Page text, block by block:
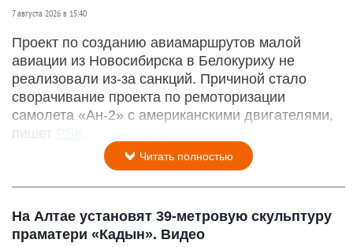
7 августа 2026 в 15:40
Проект по созданию авиамаршрутов малой
авиации из Новосибирска в Белокуриху не
реализовали из-за санкций. Причиной стало
сворачивание проекта по ремоторизации
самолета «Ан-2» с американскими двигателями,
пишет РБК
Читать полностью
На Алтае установят 39-метровую скульптуру
праматери «Кадын». Видео